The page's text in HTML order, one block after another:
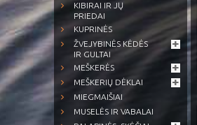
KIBIRAI IR JŲ
PRIEDAI
KUPRINĖS
ŽVEJYBINĖS KĖDĖS
IR GULTAI
MEŠKERĖS
MEŠKERIŲ DĖKLAI
MIEGMAIŠIAI
MUSELĖS IR VABALAI